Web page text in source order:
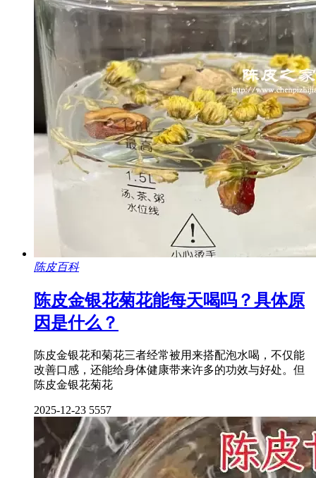
陈皮百科
陈皮金银花菊花能每天喝吗？具体原
因是什么？
陈皮金银花和菊花三者经常被用来搭配泡水喝，不仅能
改善口感，还能给身体健康带来许多的功效与好处。但
陈皮金银花菊花
2025-12-23 5557